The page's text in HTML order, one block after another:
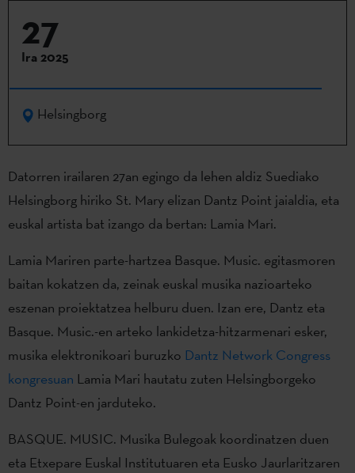
27
Ira 2025
Helsingborg
Datorren irailaren 27an egingo da lehen aldiz Suediako
Helsingborg hiriko St. Mary elizan Dantz Point jaialdia, eta
euskal artista bat izango da bertan: Lamia Mari.
Lamia Mariren parte-hartzea Basque. Music. egitasmoren
baitan kokatzen da, zeinak euskal musika nazioarteko
eszenan proiektatzea helburu duen. Izan ere, Dantz eta
Basque. Music.-en arteko lankidetza-hitzarmenari esker,
musika elektronikoari buruzko Dantz Network Congress
kongresuan Lamia Mari hautatu zuten Helsingborgeko
Dantz Point-en jarduteko.
BASQUE. MUSIC. Musika Bulegoak koordinatzen duen
eta Etxepare Euskal Institutuaren eta Eusko Jaurlaritzaren